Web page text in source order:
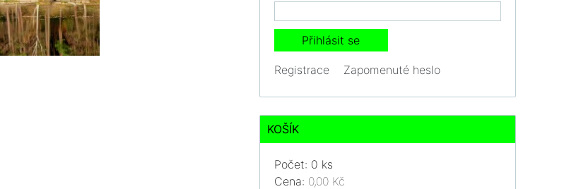
Registrace Zapomenuté heslo
KOŠÍK
Počet: 0 ks
Cena: 0,00 Kč